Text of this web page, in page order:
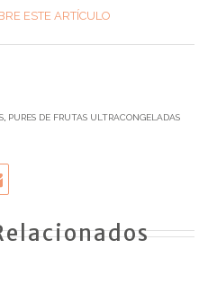
ESTE ARTÍCULO
, PURES DE FRUTAS ULTRACONGELADAS